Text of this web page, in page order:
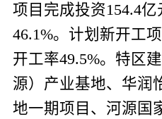
项目完成投资154.4亿
46.1%。计划新开工
开工率49.5%。特区
源）产业基地、华润
地一期项目、河源国